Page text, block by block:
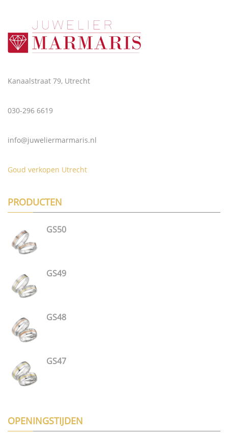
Kanaalstraat 79, Utrecht
030-296 6619
info@juweliermarmaris.nl
Goud verkopen Utrecht
PRODUCTEN
GS50
GS49
GS48
GS47
OPENINGSTIJDEN